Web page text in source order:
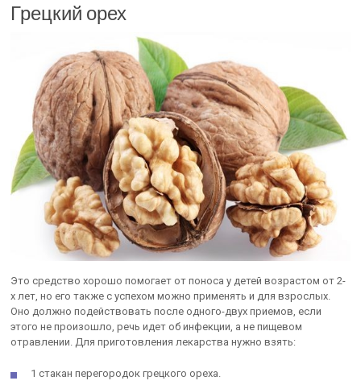
Грецкий орех
Это средство хорошо помогает от поноса у детей возрастом от 2-
х лет, но его также с успехом можно применять и для взрослых.
Оно должно подействовать после одного-двух приемов, если
этого не произошло, речь идет об инфекции, а не пищевом
отравлении. Для приготовления лекарства нужно взять:
1 стакан перегородок грецкого ореха.